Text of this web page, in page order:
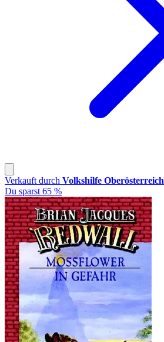
Verkauft durch Volkshilfe Oberösterreich
Du sparst 65 %